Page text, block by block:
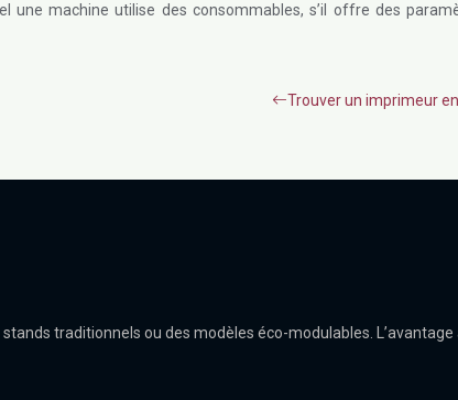
machine utilise des consommables, s’il offre des
Trouver un imprimeur
traditionnels ou des modèles éco-modulables.